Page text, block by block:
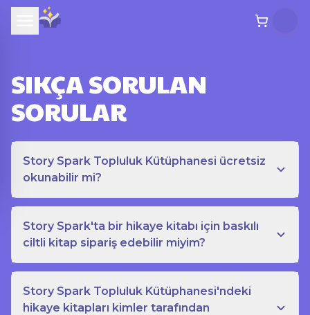
SIKÇA SORULAN
SORULAR
Story Spark Topluluk Kütüphanesi ücretsiz
okunabilir mi?
Story Spark'ta bir hikaye kitabı için baskılı
ciltli kitap sipariş edebilir miyim?
Story Spark Topluluk Kütüphanesi'ndeki
hikaye kitapları kimler tarafından